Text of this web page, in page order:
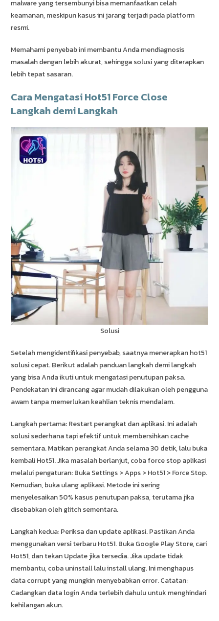
malware yang tersembunyi bisa memanfaatkan celah
keamanan, meskipun kasus ini jarang terjadi pada platform
resmi.
Memahami penyebab ini membantu Anda mendiagnosis
masalah dengan lebih akurat, sehingga solusi yang diterapkan
lebih tepat sasaran.
Cara Mengatasi Hot51 Force Close
Langkah demi Langkah
Solusi
Setelah mengidentifikasi penyebab, saatnya menerapkan hot51
solusi cepat. Berikut adalah panduan langkah demi langkah
yang bisa Anda ikuti untuk mengatasi penutupan paksa.
Pendekatan ini dirancang agar mudah dilakukan oleh pengguna
awam tanpa memerlukan keahlian teknis mendalam.
Langkah pertama: Restart perangkat dan aplikasi. Ini adalah
solusi sederhana tapi efektif untuk membersihkan cache
sementara. Matikan perangkat Anda selama 30 detik, lalu buka
kembali Hot51. Jika masalah berlanjut, coba force stop aplikasi
melalui pengaturan: Buka Settings > Apps > Hot51 > Force Stop.
Kemudian, buka ulang aplikasi. Metode ini sering
menyelesaikan 50% kasus penutupan paksa, terutama jika
disebabkan oleh glitch sementara.
Langkah kedua: Periksa dan update aplikasi. Pastikan Anda
menggunakan versi terbaru Hot51. Buka Google Play Store, cari
Hot51, dan tekan Update jika tersedia. Jika update tidak
membantu, coba uninstall lalu install ulang. Ini menghapus
data corrupt yang mungkin menyebabkan error. Catatan:
Cadangkan data login Anda terlebih dahulu untuk menghindari
kehilangan akun.